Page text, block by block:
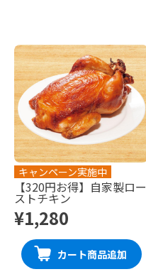
キャンペーン実施中
【320円お得】自家製ロー
ストチキン
¥1,280
カート商品追加